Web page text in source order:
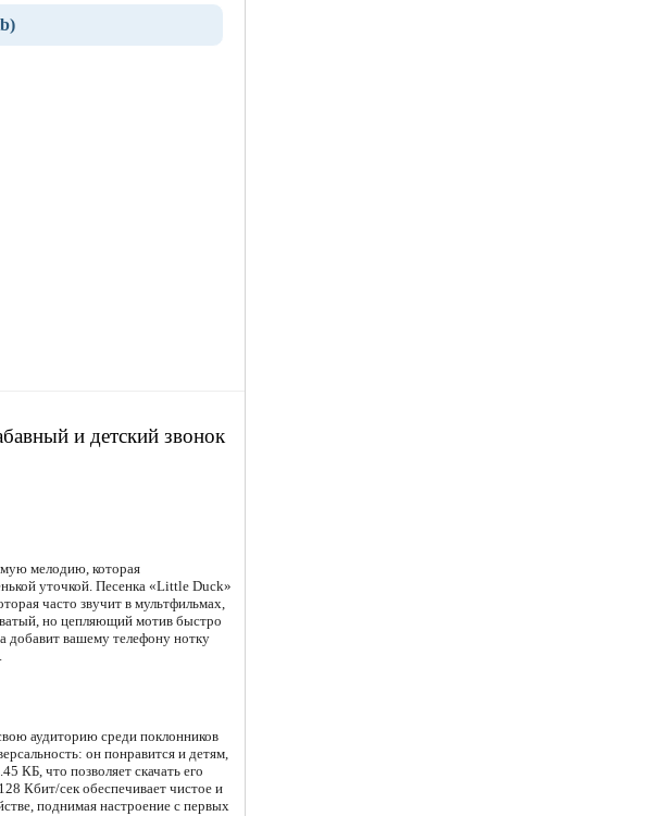
и детский звонок
мелодию, которая
уточкой. Песенка «Little Duck»
часто звучит в мультфильмах,
но цепляющий мотив быстро
добавит вашему телефону нотку
аудиторию среди поклонников
он понравится и детям,
КБ, что позволяет скачать его
Кбит/сек обеспечивает чистое и
поднимая настроение с первых